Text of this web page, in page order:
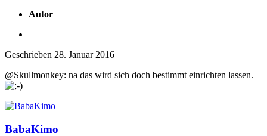
Autor
Geschrieben 28. Januar 2016
@Skullmonkey: na das wird sich doch bestimmt einrichten lassen.
BabaKimo